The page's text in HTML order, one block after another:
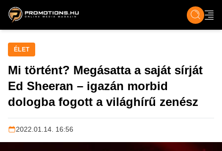
ZENE, FILM & KULT ÉLET TECH &
ÉLET
Mi történt? Megásatta a saját sírját
Ed Sheeran – igazán morbid
dologba fogott a világhírű zenész
2022.01.14. 16:56